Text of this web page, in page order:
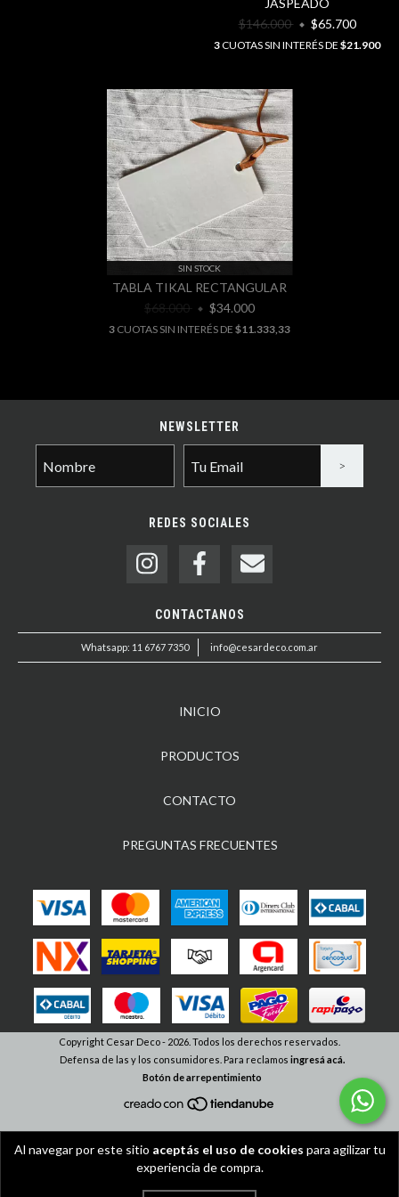
Al navegar por este sitio aceptás el uso de cookies para agilizar tu
experiencia de compra.
JASPEADO
$146.000
$65.700
3CUOTAS SIN INTERÉS DE $21.900
SIN STOCK
TABLA TIKAL RECTANGULAR
$68.000
$34.000
3 CUOTAS SIN INTERÉS DE $11.333,33
NEWSLETTER
REDES SOCIALES
CONTACTANOS
Whatsapp: 11 6767 7350 info@cesardeco.com.ar
INICIO
PRODUCTOS
CONTACTO
PREGUNTAS FRECUENTES
Copyright Cesar Deco - 2026. Todos los derechos reservados.
Defensa de las y los consumidores. Para reclamos ingresá acá.
Botón de arrepentimiento